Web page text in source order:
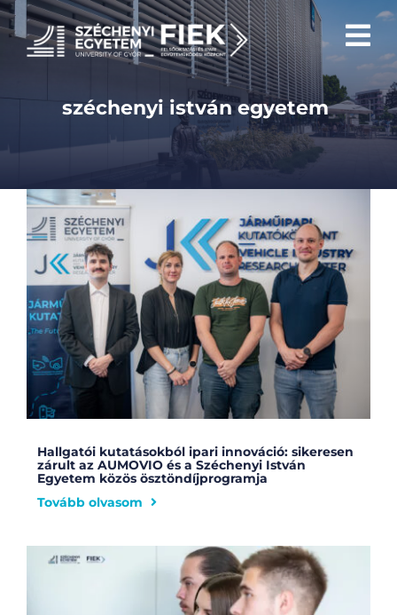
Skip
to
content
széchenyi istván egyetem
Hallgatói kutatásokból ipari innováció: sikeresen
zárult az AUMOVIO és a Széchenyi István
Egyetem közös ösztöndíjprogramja
Tovább olvasom